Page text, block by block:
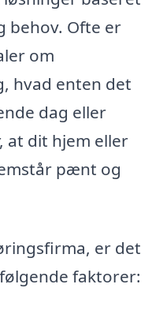
behov. Ofte er
om
hvad enten det
dag eller
at dit hjem eller
pænt og
er det
faktorer: